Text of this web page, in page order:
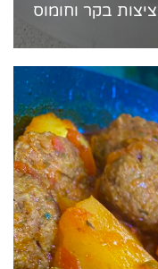
בקר וחומוס